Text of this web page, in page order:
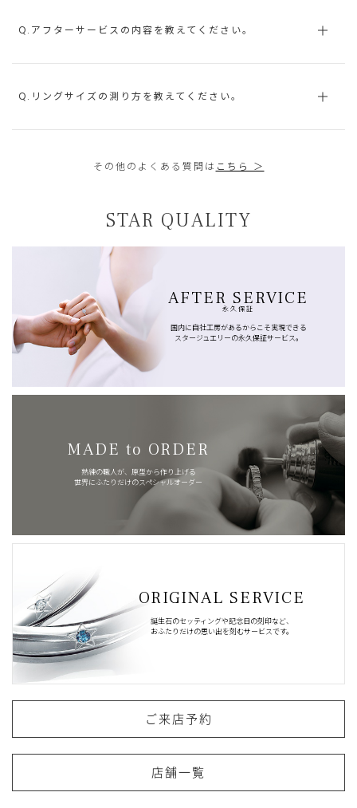
Q.アフターサービスの内容を教えてください。
Q.リングサイズの測り方を教えてください。
その他のよくある質問は こちら ＞
STAR QUALITY
AFTER SERVICE
永久保証
国内に自社工房があるからこそ実現できる
スタージュエリーの永久保証サービス。
MADE to ORDER
熟練の職人が、原型から作り上げる
世界にふたりだけのスペシャルオーダー
ORIGINAL SERVICE
誕生石のセッティングや記念日の刻印など、
おふたりだけの思い出を刻むサービスです。
ご来店予約
店舗一覧